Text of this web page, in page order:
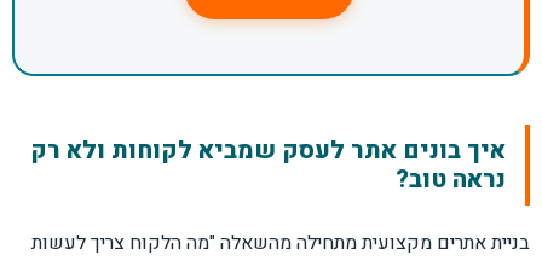
איך בונים אתר לעסק שמביא לקוחות ולא רק
נראה טוב?
בניית אתרים מקצועית מתחילה מהשאלה "מה הלקוח צריך לעשות